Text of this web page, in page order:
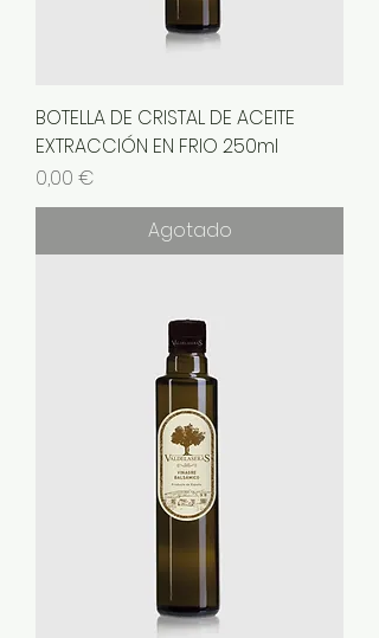
BOTELLA DE CRISTAL DE ACEITE
EXTRACCIÓN EN FRIO 250ml
Precio
0,00 €
Agotado